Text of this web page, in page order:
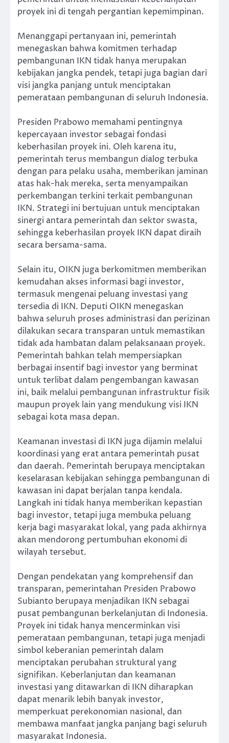
proyek ini di tengah pergantian kepemimpinan.
Menanggapi pertanyaan ini, pemerintah
menegaskan bahwa komitmen terhadap
pembangunan IKN tidak hanya merupakan
kebijakan jangka pendek, tetapi juga bagian dari
visi jangka panjang untuk menciptakan
pemerataan pembangunan di seluruh Indonesia.
Presiden Prabowo memahami pentingnya
kepercayaan investor sebagai fondasi
keberhasilan proyek ini. Oleh karena itu,
pemerintah terus membangun dialog terbuka
dengan para pelaku usaha, memberikan jaminan
atas hak-hak mereka, serta menyampaikan
perkembangan terkini terkait pembangunan
IKN. Strategi ini bertujuan untuk menciptakan
sinergi antara pemerintah dan sektor swasta,
sehingga keberhasilan proyek IKN dapat diraih
secara bersama-sama.
Selain itu, OIKN juga berkomitmen memberikan
kemudahan akses informasi bagi investor,
termasuk mengenai peluang investasi yang
tersedia di IKN. Deputi OIKN menegaskan
bahwa seluruh proses administrasi dan perizinan
dilakukan secara transparan untuk memastikan
tidak ada hambatan dalam pelaksanaan proyek.
Pemerintah bahkan telah mempersiapkan
berbagai insentif bagi investor yang berminat
untuk terlibat dalam pengembangan kawasan
ini, baik melalui pembangunan infrastruktur fisik
maupun proyek lain yang mendukung visi IKN
sebagai kota masa depan.
Keamanan investasi di IKN juga dijamin melalui
koordinasi yang erat antara pemerintah pusat
dan daerah. Pemerintah berupaya menciptakan
keselarasan kebijakan sehingga pembangunan di
kawasan ini dapat berjalan tanpa kendala.
Langkah ini tidak hanya memberikan kepastian
bagi investor, tetapi juga membuka peluang
kerja bagi masyarakat lokal, yang pada akhirnya
akan mendorong pertumbuhan ekonomi di
wilayah tersebut.
Dengan pendekatan yang komprehensif dan
transparan, pemerintahan Presiden Prabowo
Subianto berupaya menjadikan IKN sebagai
pusat pembangunan berkelanjutan di Indonesia.
Proyek ini tidak hanya mencerminkan visi
pemerataan pembangunan, tetapi juga menjadi
simbol keberanian pemerintah dalam
menciptakan perubahan struktural yang
signifikan. Keberlanjutan dan keamanan
investasi yang ditawarkan di IKN diharapkan
dapat menarik lebih banyak investor,
memperkuat perekonomian nasional, dan
membawa manfaat jangka panjang bagi seluruh
masyarakat Indonesia.